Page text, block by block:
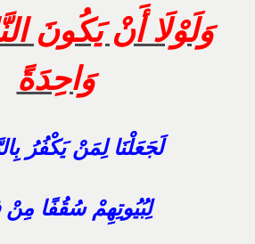
وَلَوْلَا أَنْ يَكُونَ
وَاحِدَةً
لَجَعَلْنَا لِمَنْ يَكْفُرُ
لِبُيُوتِهِمْ سُقُفًا مِنْ